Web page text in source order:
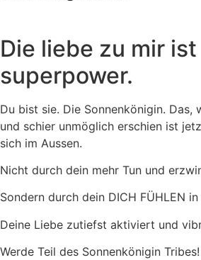
Die liebe zu mir
superpower.
Du bist sie. Die Sonnenkönigin. Das,
und schier unmöglich erschien ist
sich im Aussen.
Nicht durch dein mehr Tun und
Sondern durch dein DICH FÜHLEN
Deine Liebe zutiefst aktiviert und
Werde Teil des Sonnenkönigin Tribes!